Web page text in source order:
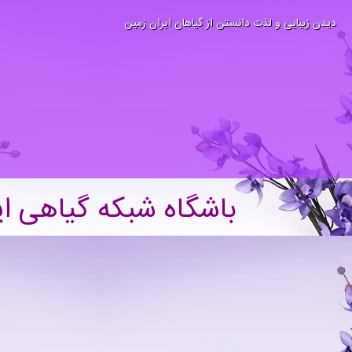
دیدن زیبایی و لذت دانستن از گیاهان ایران زمین
باشگاه شبکه گیاهی